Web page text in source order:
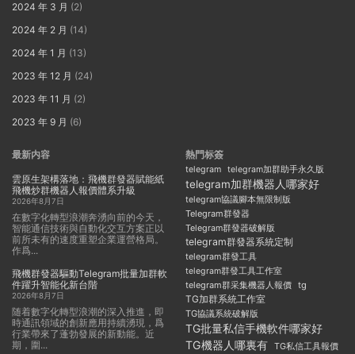
2024 年 3 月 (2)
2024 年 2 月 (14)
2024 年 1 月 (13)
2023 年 12 月 (24)
2023 年 11 月 (2)
2023 年 9 月 (6)
最新内容
雲原生架構落地：飛機群發器賦能紙
飛機炒群機器人報價體系升級
2026年8月7日
在數字化轉型浪潮奔湧向前的今天，
智能通信技術與自動化交互方案正以
前所未有的速度重塑企業運營格局。
作爲...
飛機群發器驅動Telegram批量加群軟
件躍升智能化新台階
2026年8月7日
随着數字化轉型浪潮的深入推進，即
時通訊領域的創新應用持續湧現，爲
行業帶來了蓬勃發展的新動能。近
期，圍...
熱門标簽
telegram telegram加群助手永久版
telegram加群機器人哪家好
telegram協議腳本無限制版
Telegram群發器
Telegram群發器破解版
telegram群發器系統定制
telegram群發工具
telegram群發工具工作室
telegram群采集機器人報價 tg
TG加群系統工作室
TG協議系統破解版
TG批量私信手機軟件哪家好
TG機器人哪裏有
TG私信工具報價